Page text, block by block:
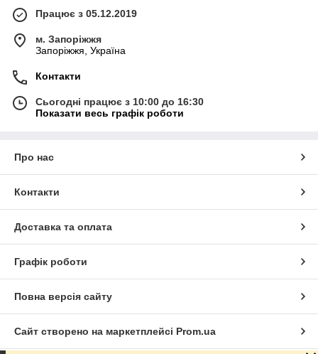
Працює з 05.12.2019
м. Запоріжжя
Запоріжжя, Україна
Контакти
Сьогодні працює з 10:00 до 16:30
Показати весь графік роботи
Про нас
Контакти
Доставка та оплата
Графік роботи
Повна версія сайту
Сайт створено на маркетплейсі Prom.ua